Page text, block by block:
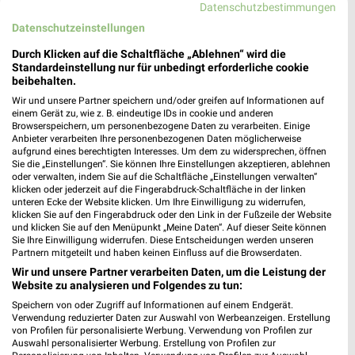
Jetzt alle "Hund & Katze" Themen entdecken!
MEHR PROSPEKTE
weekli - Prospekte & Angebote App
Alle Fressnapf Angebote immer griffbereit – mit der
kostenlosen weekli App für iOS & Android.
Datenschutzbestimmungen
Datenschutzeinstellungen
Durch Klicken auf die Schaltfläche „Ablehnen“ wird die
Standardeinstellung nur für unbedingt erforderliche cookie
beibehalten.
Wir und unsere Partner speichern und/oder greifen auf Informationen auf
einem Gerät zu, wie z. B. eindeutige IDs in cookie und anderen
Browserspeichern, um personenbezogene Daten zu verarbeiten. Einige
Anbieter verarbeiten Ihre personenbezogenen Daten möglicherweise
aufgrund eines berechtigten Interesses. Um dem zu widersprechen, öffnen
Sie die „Einstellungen“. Sie können Ihre Einstellungen akzeptieren, ablehnen
oder verwalten, indem Sie auf die Schaltfläche „Einstellungen verwalten“
klicken oder jederzeit auf die Fingerabdruck-Schaltfläche in der linken
unteren Ecke der Website klicken. Um Ihre Einwilligung zu widerrufen,
klicken Sie auf den Fingerabdruck oder den Link in der Fußzeile der Website
und klicken Sie auf den Menüpunkt „Meine Daten“. Auf dieser Seite können
Sie Ihre Einwilligung widerrufen. Diese Entscheidungen werden unseren
Partnern mitgeteilt und haben keinen Einfluss auf die Browserdaten.
Wir und unsere Partner verarbeiten Daten, um die Leistung der
Website zu analysieren und Folgendes zu tun:
Speichern von oder Zugriff auf Informationen auf einem Endgerät.
Verwendung reduzierter Daten zur Auswahl von Werbeanzeigen. Erstellung
von Profilen für personalisierte Werbung. Verwendung von Profilen zur
Auswahl personalisierter Werbung. Erstellung von Profilen zur